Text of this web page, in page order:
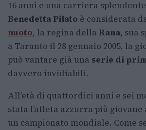
16 anni e una carriera
Benedetta Pilato è considerata
nuoto, la regina della Rana, sua
a Taranto il 28 gennaio 2005, la
può vantare già una serie di
davvero invidiabili.
All’età di quattordici anni e sei
stata l’atleta azzurra più
un campionato mondiale. Come